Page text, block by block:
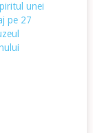
unei
pe 27